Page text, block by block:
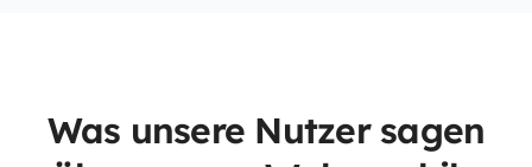
Was unsere Nutzer sagen